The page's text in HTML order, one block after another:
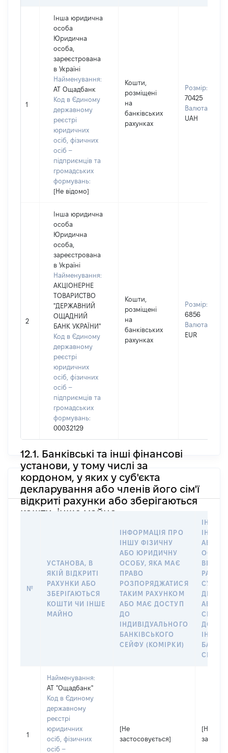
1
Інша юридична
особа
Юридична
особа,
зареєстрована
в Україні
Найменування:
АТ Ощадбанк
Код в Єдиному
державному
реєстрі
юридичних
осіб, фізичних
осіб –
підприємців та
громадських
формувань:
[Не відомо]
Кошти,
розміщені
на
банківських
рахунках
Розмір:
70425
Валюта:
UAH
2
Інша юридична
особа
Юридична
особа,
зареєстрована
в Україні
Найменування:
АКЦІОНЕРНЕ
ТОВАРИСТВО
"ДЕРЖАВНИЙ
ОЩАДНИЙ
БАНК УКРАЇНИ"
Код в Єдиному
державному
реєстрі
юридичних
осіб, фізичних
осіб –
підприємців та
громадських
формувань:
00032129
Кошти,
розміщені
на
банківських
рахунках
Розмір:
6856
Валюта:
EUR
12.1. Банківські та інші фінансові
установи, у тому числі за
кордоном, у яких у суб'єкта
декларування або членів його сім'ї
відкриті рахунки або зберігаються
кошти, інше майно
№
УСТАНОВА, В
ЯКІЙ ВІДКРИТІ
РАХУНКИ АБО
ЗБЕРІГАЮТЬСЯ
КОШТИ ЧИ ІНШЕ
МАЙНО
ІНФОРМАЦІЯ ПРО
ІНШУ ФІЗИЧНУ
АБО ЮРИДИЧНУ
ОСОБУ, ЯКА МАЄ
ПРАВО
РОЗПОРЯДЖАТИСЯ
ТАКИМ РАХУНКОМ
АБО МАЄ ДОСТУП
ДО
ІНДИВІДУАЛЬНОГО
БАНКІВСЬКОГО
СЕЙФУ (КОМІРКИ)
ІНШУ
АБО
АБО
СІМ’Ї
СЕЙФУ
1
Найменування:
АТ "Ощадбанк"
Код в Єдиному
державному
реєстрі
юридичних
осіб, фізичних
осіб –
[Не
застосовується]
[Не